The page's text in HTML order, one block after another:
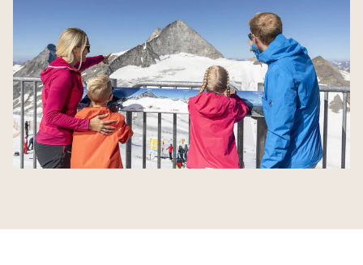
Familie
Natur und Aktivitäten
Infos und Kontakt